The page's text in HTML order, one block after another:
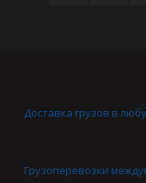
Доставка грузов в
Грузоперевозки